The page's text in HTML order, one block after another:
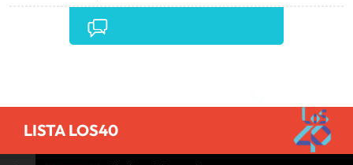
LISTA LOS40